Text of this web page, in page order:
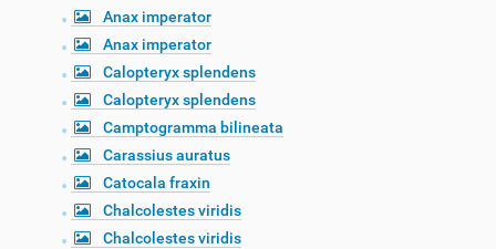
Anax imperator
Anax imperator
Calopteryx splendens
Calopteryx splendens
Camptogramma bilineata
Carassius auratus
Catocala fraxin
Chalcolestes viridis
Chalcolestes viridis